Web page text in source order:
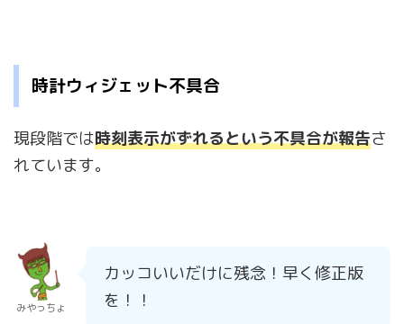
時計ウィジェット不具合
現段階では時刻表示がずれるという不具合が報告さ
れています。
みやっちょ
カッコいいだけに残念！早く修正版
を！！